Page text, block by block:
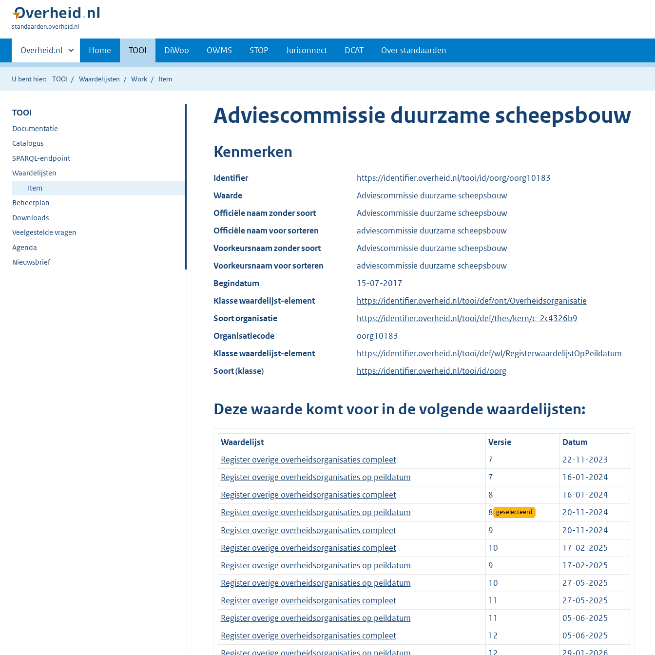
U
hier:
standaarden.overheid.nl
Primaire
navigatie
Andere
sites
binnen
Overheid.nl Home TOOI DiWoo OWMS STOP Juriconnect DCAT Over standaarden
U bent hier: TOOI Waardelijsten Work Item
TOOI
Documentatie
Catalogus
SPARQL-endpoint
Waardelijsten
Item
Beheerplan
Downloads
Veelgestelde vragen
Agenda
Nieuwsbrief
Adviescommissie duurzame scheepsbouw
Kenmerken
Identifier
https://identifier.overheid.nl/tooi/id/oorg/oorg10183
Waarde
Adviescommissie duurzame scheepsbouw
Officiële naam zonder soort
Adviescommissie duurzame scheepsbouw
Officiële naam voor sorteren
adviescommissie duurzame scheepsbouw
Voorkeursnaam zonder soort
Adviescommissie duurzame scheepsbouw
Voorkeursnaam voor sorteren
adviescommissie duurzame scheepsbouw
Begindatum
15-07-2017
Klasse waardelijst-element
https://identifier.overheid.nl/tooi/def/ont/Overheidsorganisatie
Soort organisatie
https://identifier.overheid.nl/tooi/def/thes/kern/c_2c4326b9
Organisatiecode
oorg10183
Klasse waardelijst-element
https://identifier.overheid.nl/tooi/def/wl/RegisterwaardelijstOpPeildatum
Soort (klasse)
https://identifier.overheid.nl/tooi/id/oorg
Deze waarde komt voor in de volgende waardelijsten:
Waardelijst Versie
Datum
Register overige overheidsorganisaties compleet
7
22-11-2023
Register overige overheidsorganisaties op peildatum
7
16-01-2024
Register overige overheidsorganisaties compleet
8
16-01-2024
Register overige overheidsorganisaties op peildatum
8 geselecteerd
20-11-2024
Register overige overheidsorganisaties compleet
9
20-11-2024
Register overige overheidsorganisaties compleet
10
17-02-2025
Register overige overheidsorganisaties op peildatum
9
17-02-2025
Register overige overheidsorganisaties op peildatum
10
27-05-2025
Register overige overheidsorganisaties compleet
11
27-05-2025
Register overige overheidsorganisaties op peildatum
11
05-06-2025
Register overige overheidsorganisaties compleet
12
05-06-2025